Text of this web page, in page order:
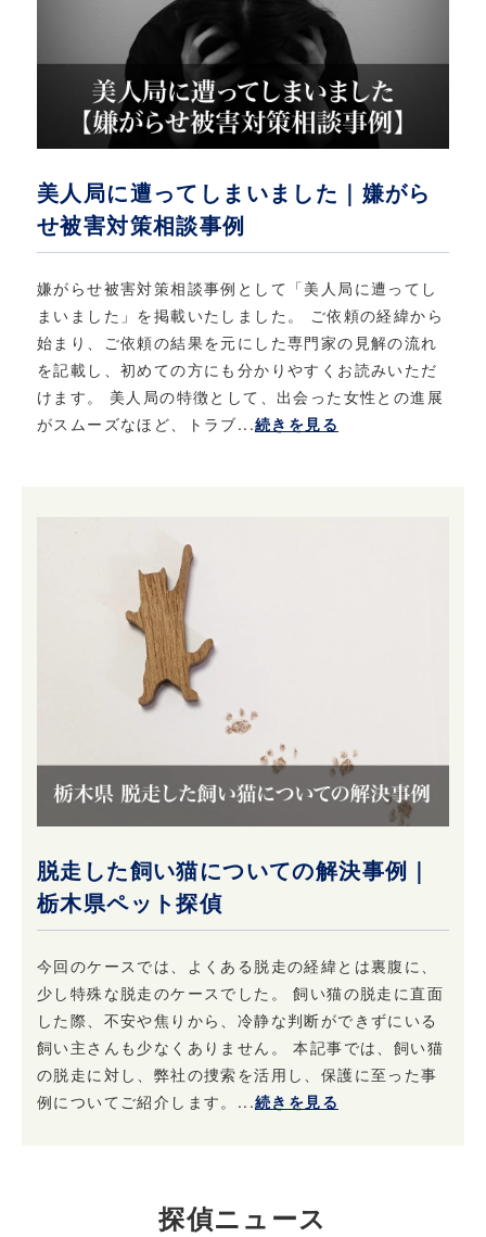
美人局に遭ってしまいました｜嫌がら
せ被害対策相談事例
嫌がらせ被害対策相談事例として「美人局に遭ってし
まいました」を掲載いたしました。 ご依頼の経緯から
始まり、ご依頼の結果を元にした専門家の見解の流れ
を記載し、初めての方にも分かりやすくお読みいただ
けます。 美人局の特徴として、出会った女性との進展
がスムーズなほど、トラブ...続きを見る
脱走した飼い猫についての解決事例｜
栃木県ペット探偵
今回のケースでは、よくある脱走の経緯とは裏腹に、
少し特殊な脱走のケースでした。 飼い猫の脱走に直面
した際、不安や焦りから、冷静な判断ができずにいる
飼い主さんも少なくありません。 本記事では、飼い猫
の脱走に対し、弊社の捜索を活用し、保護に至った事
例についてご紹介します。...続きを見る
探偵ニュース